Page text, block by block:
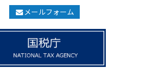
メールフォーム